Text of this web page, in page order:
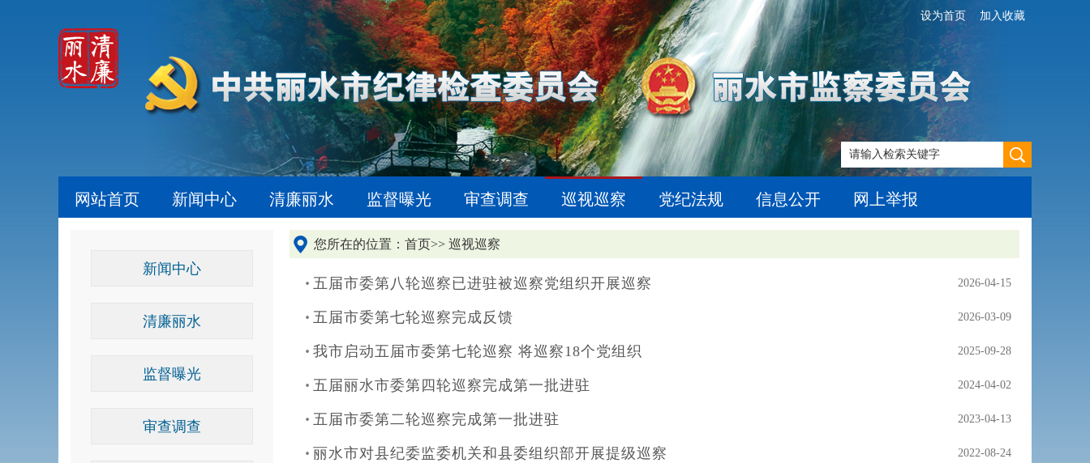
设为首页 加入收藏
网站首页 新闻中心 清廉丽水 监督曝光 审查调查 巡视巡察 党纪法规 信息公开 网上举报
新闻中心
清廉丽水
监督曝光
审查调查
您所在的位置： 首页>> 巡视巡察
五届市委第八轮巡察已进驻被巡察党组织开展巡察 2026-04-15
五届市委第七轮巡察完成反馈 2026-03-09
我市启动五届市委第七轮巡察 将巡察18个党组织 2025-09-28
五届丽水市委第四轮巡察完成第一批进驻 2024-04-02
五届市委第二轮巡察完成第一批进驻 2023-04-13
丽水市对县纪委监委机关和县委组织部开展提级巡察 2022-08-24